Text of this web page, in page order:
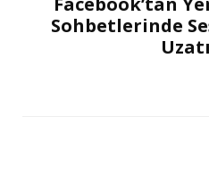
Sohbetlerinde